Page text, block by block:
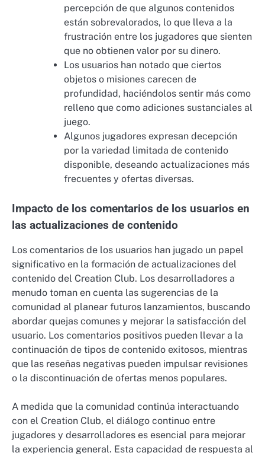
percepción de que algunos contenidos
están sobrevalorados, lo que lleva a la
frustración entre los jugadores que sienten
que no obtienen valor por su dinero.
Los usuarios han notado que ciertos
objetos o misiones carecen de
profundidad, haciéndolos sentir más como
relleno que como adiciones sustanciales al
juego.
Algunos jugadores expresan decepción
por la variedad limitada de contenido
disponible, deseando actualizaciones más
frecuentes y ofertas diversas.
Impacto de los comentarios de los usuarios en
las actualizaciones de contenido
Los comentarios de los usuarios han jugado un papel
significativo en la formación de actualizaciones del
contenido del Creation Club. Los desarrolladores a
menudo toman en cuenta las sugerencias de la
comunidad al planear futuros lanzamientos, buscando
abordar quejas comunes y mejorar la satisfacción del
usuario. Los comentarios positivos pueden llevar a la
continuación de tipos de contenido exitosos, mientras
que las reseñas negativas pueden impulsar revisiones
o la discontinuación de ofertas menos populares.
A medida que la comunidad continúa interactuando
con el Creation Club, el diálogo continuo entre
jugadores y desarrolladores es esencial para mejorar
la experiencia general. Esta capacidad de respuesta al